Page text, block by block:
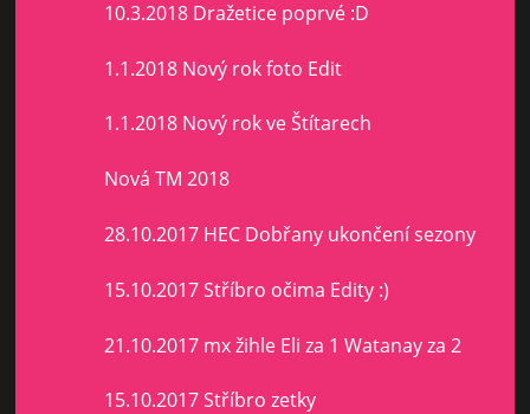
10.3.2018 Dražetice poprvé :D
1.1.2018 Nový rok foto Edit
1.1.2018 Nový rok ve Štítarech
Nová TM 2018
28.10.2017 HEC Dobřany ukončení sezony
15.10.2017 Stříbro očima Edity :)
21.10.2017 mx žihle Eli za 1 Watanay za 2
15.10.2017 Stříbro zetky